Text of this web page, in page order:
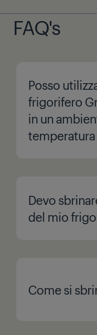
FAQ's
Posso
frigorifero
in un
temperatura
Devo
del mio
Come si